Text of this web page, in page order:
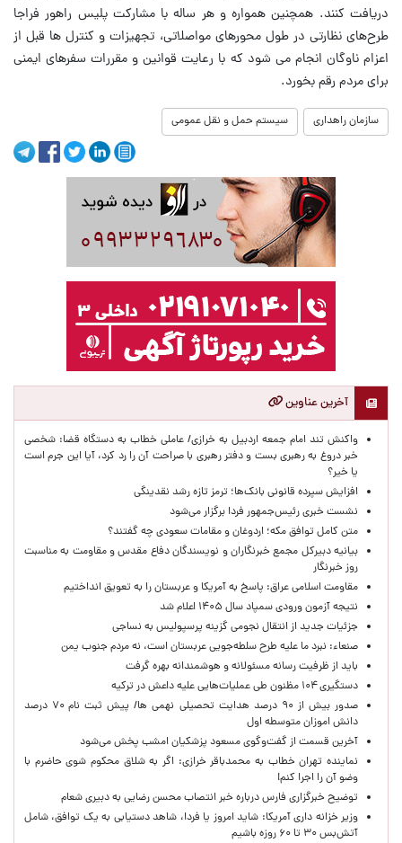
دریافت کنند. همچنین همواره و هر ساله با مشارکت پلیس راهور فراجا
طرح‌های نظارتی در طول محورهای مواصلاتی، تجهیزات و کنترل ‌ها قبل از
اعزام ناوگان انجام می شود که با رعایت قوانین و مقررات سفرهای ایمنی
برای مردم رقم بخورد.
سازمان راهداری سیستم حمل و نقل عمومی
آخرین عناوین
واکنش تند امام جمعه اردبیل به خرازی/ عاملی خطاب به دستگاه قضا: شخصی
خبر دروغ به رهبری بست و دفتر رهبری با صراحت آن را رد کرد، آیا این جرم است
یا خیر؟
افزایش سپرده قانونی بانک‌ها؛ ترمز تازه رشد نقدینگی
نشست خبری رئیس‌جمهور فردا برگزار می‌شود
متن کامل توافق مکه؛ اردوغان و مقامات سعودی چه گفتند؟
بیانیه دبیرکل مجمع خبرنگاران و نویسندگان دفاع مقدس و مقاومت به مناسبت
روز خبرنگار
مقاومت اسلامی عراق: پاسخ به آمریکا و عربستان را به تعویق انداختیم
نتیجه آزمون ورودی سمپاد سال ۱۴۰۵ اعلام شد
جزئیات جدید از انتقال نجومی گزینه پرسپولیس به نساجی
صنعاء: نبرد ما علیه طرح سلطه‌جویی عربستان است، نه مردم جنوب یمن
باید از ظرفیت رسانه مسئولانه و هوشمندانه بهره گرفت
دستگیری ۱۰۴ مظنون طی عملیات‌هایی علیه داعش در ترکیه
صدور بیش از ۹۰ درصد هدایت تحصیلی نهمی ها/ پیش ثبت نام ۷۰ درصد
دانش اموزان متوسطه اول
آخرین قسمت از گفت‌وگوی مسعود پزشکیان امشب پخش می‌شود
نماینده تهران خطاب به محمدباقر خرازی: اگر به شلاق محکوم شوی حاضرم با
وضو آن را اجرا کنم!
توضیح خبرگزاری فارس درباره خبر انتصاب محسن رضایی به دبیری شعام
وزیر خزانه داری آمریکا: شاید امروز یا فردا، شاهد دستیابی به یک توافق، شامل
آتش‌بس ۳۰ تا ۶۰ روزه باشیم